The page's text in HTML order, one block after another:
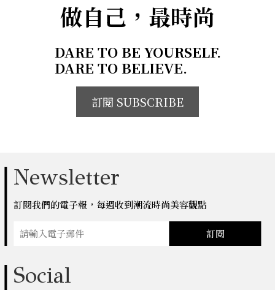
做自己，最時尚
DARE TO BE YOURSELF.
DARE TO BELIEVE.
訂閱 SUBSCRIBE
Newsletter
訂閱我們的電子報，每週收到潮流時尚美容觀點
訂閱
Social